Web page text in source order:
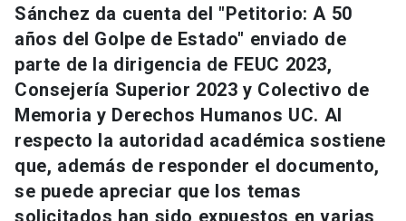
Información para keyboard_arrow_down
Futuros estudiantes
Estudiantes
Académicos
Personal
Go to english site launch
ACCESOS DIRECTOS
Admisión launch
Mi Cuenta UC launch
Sánchez da cuenta del "Petitorio: A 50
años del Golpe de Estado" enviado de
parte de la dirigencia de FEUC 2023,
Consejería Superior 2023 y Colectivo de
Memoria y Derechos Humanos UC. Al
respecto la autoridad académica sostiene
que, además de responder el documento,
se puede apreciar que los temas
solicitados han sido expuestos en varias